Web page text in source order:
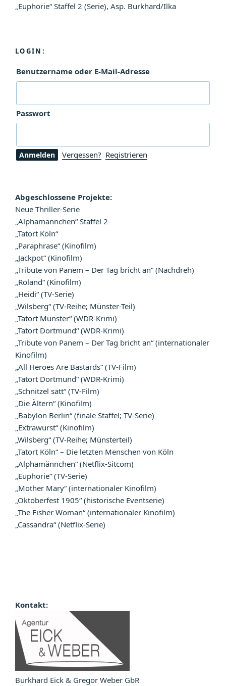
„Euphorie“ Staffel 2 (Serie), Asp. Burkhard/Ilka
LOGIN:
Benutzername oder E-Mail-Adresse
Passwort
Vergessen? Registrieren
Abgeschlossene Projekte:
Neue Thriller-Serie
„Alphamännchen“ Staffel 2
„Tatort Köln“
„Paraphrase“ (Kinofilm)
„Jackpot“ (Kinofilm)
„Tribute von Panem – Der Tag bricht an“ (Nachdreh)
„Roland“ (Kinofilm)
„Heidi“ (TV-Serie)
„Wilsberg“ (TV-Reihe; Münster-Teil)
„Tatort Münster“ (WDR-Krimi)
„Tatort Dortmund“ (WDR-Krimi)
„Tribute von Panem – Der Tag bricht an“ (internationaler
Kinofilm)
„All Heroes Are Bastards“ (TV-Film)
„Tatort Dortmund“ (WDR-Krimi)
„Schnitzel satt“ (TV-Film)
„Die Ältern“ (Kinofilm)
„Babylon Berlin“ (finale Staffel; TV-Serie)
„Extrawurst“ (Kinofilm)
„Wilsberg“ (TV-Reihe; Münsterteil)
„Tatort Köln“ – Die letzten Menschen von Köln
„Alphamännchen“ (Netflix-Sitcom)
„Euphorie“ (TV-Serie)
„Mother Mary“ (internationaler Kinofilm)
„Oktoberfest 1905“ (historische Eventserie)
„The Fisher Woman“ (internationaler Kinofilm)
„Cassandra“ (Netflix-Serie)
Kontakt:
Burkhard Eick & Gregor Weber GbR